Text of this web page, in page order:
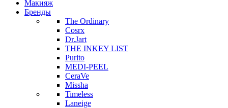
Макияж
Бренды
The Ordinary
Cosrx
Dr.Jart
THE INKEY LIST
Purito
MEDI-PEEL
CeraVe
Missha
Timeless
Laneige